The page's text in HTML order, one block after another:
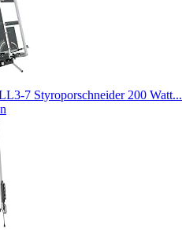
7 Styroporschneider 200 Watt...